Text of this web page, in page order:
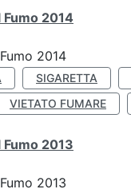
2014
2014
SIGARETTA
VIETATO FUMARE
2013
2013